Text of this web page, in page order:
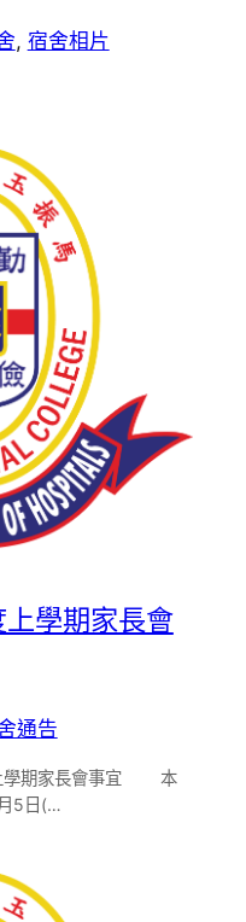
, 宿舍相片
學期家長會
通告
學期家長會事宜 本
5日(…